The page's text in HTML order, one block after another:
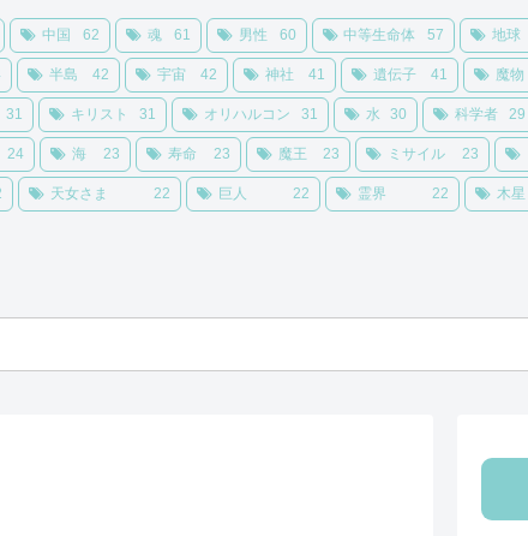
中国 62 魂 61 男性 60 中等生命体 57 地球
半島 42 宇宙 42 神社 41 遺伝子 41 魔物
31 キリスト 31 オリハルコン 31 水 30 科学者 29
24 海 23 寿命 23 魔王 23 ミサイル 23
天女さま 22 巨人 22 霊界 22 木星